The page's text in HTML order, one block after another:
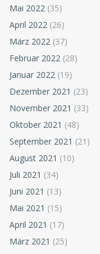
Mai 2022 (35)
April 2022 (26)
März 2022 (37)
Februar 2022 (28)
Januar 2022 (19)
Dezember 2021 (23)
November 2021 (33)
Oktober 2021 (48)
September 2021 (21)
August 2021 (10)
Juli 2021 (34)
Juni 2021 (13)
Mai 2021 (15)
April 2021 (17)
März 2021 (25)